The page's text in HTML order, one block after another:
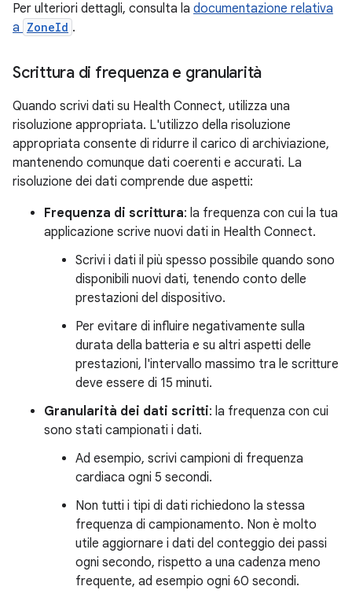
Per ulteriori dettagli, consulta la documentazione relativa
a ZoneId .
Scrittura di frequenza e granularità
Quando scrivi dati su Health Connect, utilizza una
risoluzione appropriata. L'utilizzo della risoluzione
appropriata consente di ridurre il carico di archiviazione,
mantenendo comunque dati coerenti e accurati. La
risoluzione dei dati comprende due aspetti:
Frequenza di scrittura: la frequenza con cui la tua
applicazione scrive nuovi dati in Health Connect.
Scrivi i dati il più spesso possibile quando sono
disponibili nuovi dati, tenendo conto delle
prestazioni del dispositivo.
Per evitare di influire negativamente sulla
durata della batteria e su altri aspetti delle
prestazioni, l'intervallo massimo tra le scritture
deve essere di 15 minuti.
Granularità dei dati scritti: la frequenza con cui
sono stati campionati i dati.
Ad esempio, scrivi campioni di frequenza
cardiaca ogni 5 secondi.
Non tutti i tipi di dati richiedono la stessa
frequenza di campionamento. Non è molto
utile aggiornare i dati del conteggio dei passi
ogni secondo, rispetto a una cadenza meno
frequente, ad esempio ogni 60 secondi.